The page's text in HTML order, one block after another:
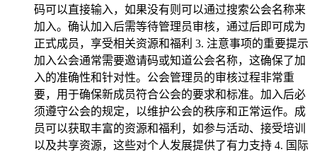
码可以直接输入，如果没有则可以通过搜索公会名称来
加入。确认加入后需等待管理员审核，通过后即可成为
正式成员，享受相关资源和福利 3. 注意事项的重要提示
加入公会通常需要邀请码或知道公会名称，这确保了加
入的准确性和针对性。公会管理员的审核过程非常重
要，用于确保新成员符合公会的要求和标准。加入后必
须遵守公会的规定，以维护公会的秩序和正常运作。成
员可以获取丰富的资源和福利，如参与活动、接受培训
以及共享资源，这些对个人发展提供了有力支持 4. 国际